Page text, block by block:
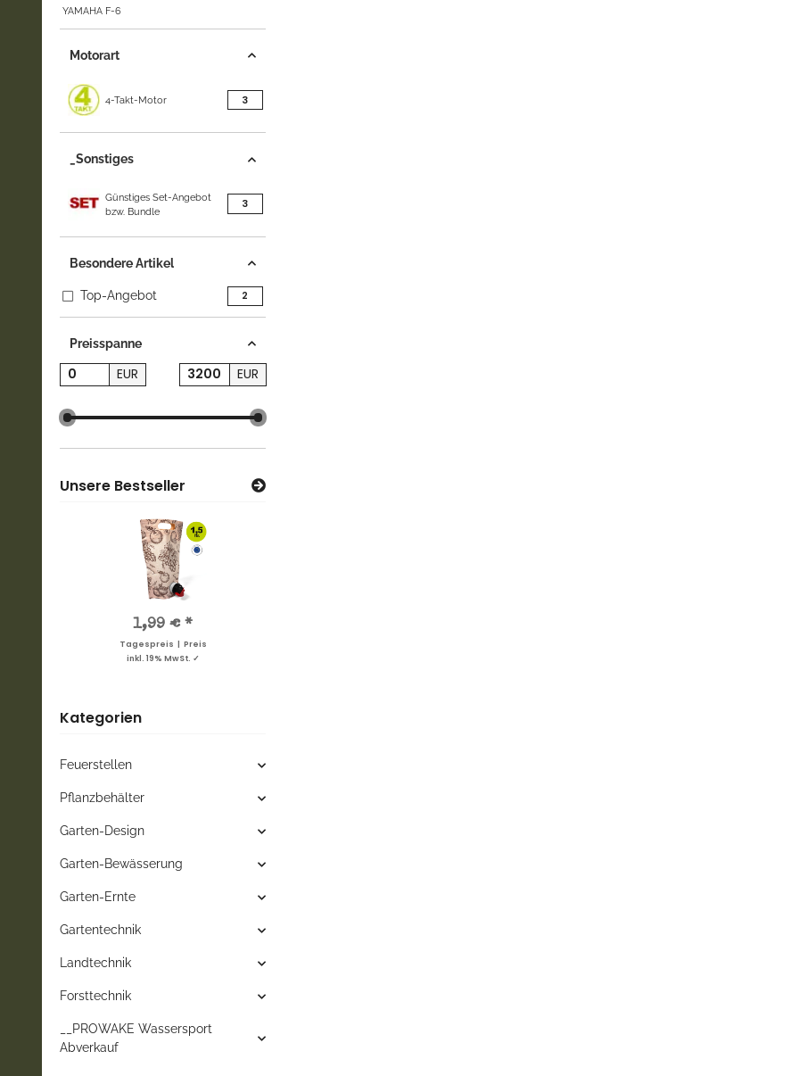
YAMAHA F-6
Motorart
4-Takt-Motor 3Artikel gefunden
_Sonstiges
Günstiges Set-Angebot
bzw. Bundle
3Artikel gefunden
Besondere Artikel
Top-Angebot 2
Preisspanne
EUR EUR
Unsere Bestseller
1,99 € *
Tagespreis | Preis
inkl. 19% MwSt. ✓
Kategorien
Feuerstellen
Pflanzbehälter
Garten-Design
Garten-Bewässerung
Garten-Ernte
Gartentechnik
Landtechnik
Forsttechnik
__PROWAKE Wassersport
Abverkauf